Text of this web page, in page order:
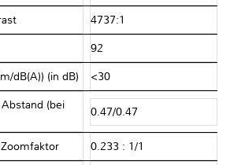
4737:1
92
dB(A)) (in dB) <30
(bei
0.47/0.47
0.233 : 1/1